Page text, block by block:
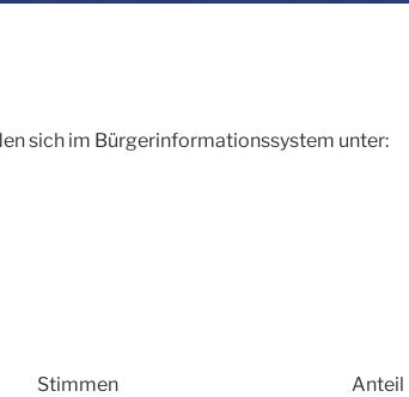
sich im Bürgerinformationssystem unter:
Stimmen Anteil